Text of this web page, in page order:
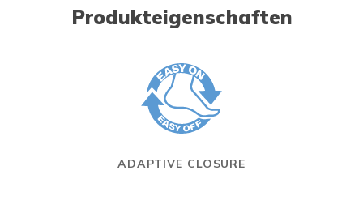
Produkteigenschaften
ADAPTIVE CLOSURE